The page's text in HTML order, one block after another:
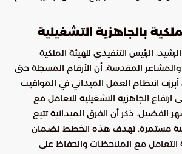
بالجاهزية التشغيلية
الرئيس التنفيذي للهيئة الملكية
المقدسة، أن الأرقام المسجلة حتى
انتظام العمل الميداني في المواقيت
ارتفاع الجاهزية التشغيلية للتعامل مع
الفضيل. ذكر أن الفرق الميدانية تتبع
مستمرة. تهدف هذه الخطط لضمان
التعامل مع الملاحظات والحفاظ على